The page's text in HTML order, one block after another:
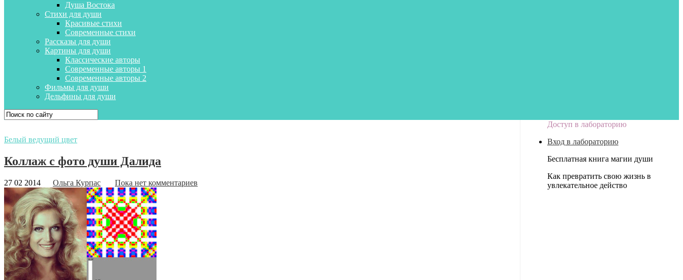
Душа Востока
Стихи для души
Красивые стихи
Современные стихи
Рассказы для души
Картины для души
Классические авторы
Современные авторы 1
Современные авторы 2
Фильмы для души
Дельфины для души
Белый ведущий цвет
Коллаж с фото души Далида
27 02 2014 Ольга Курпас Пока нет комментариев
Доступ в лабораторию
Вход в лабораторию
Бесплатная книга магии души
Как превратить свою жизнь в
увлекательное действо